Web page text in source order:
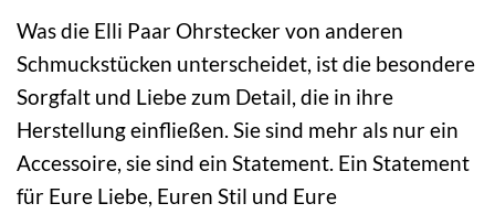
Was die Elli Paar Ohrstecker von anderen
Schmuckstücken unterscheidet, ist die besondere
Sorgfalt und Liebe zum Detail, die in ihre
Herstellung einfließen. Sie sind mehr als nur ein
Accessoire, sie sind ein Statement. Ein Statement
für Eure Liebe, Euren Stil und Eure